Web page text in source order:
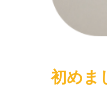
初めま